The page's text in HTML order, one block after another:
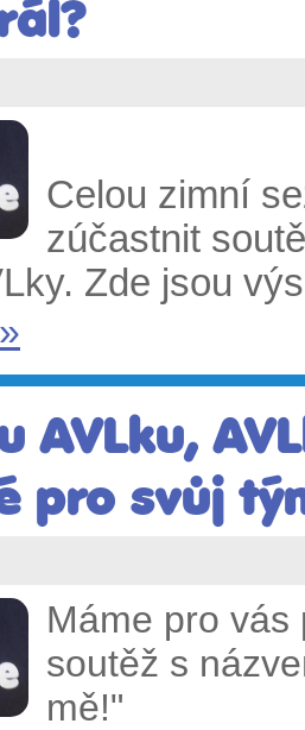
Celou zimní
zúčastnit
Zde jsou
AVLku,
pro svůj
Máme pro vás
soutěž s
mě!"